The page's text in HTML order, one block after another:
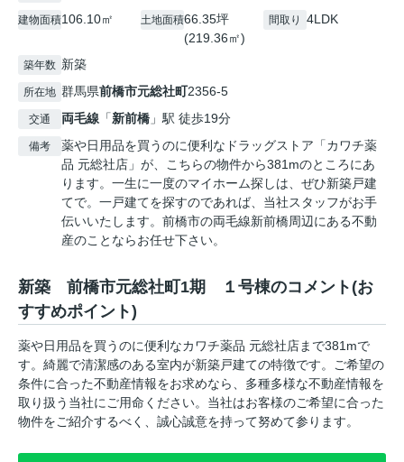
建物面積106.10㎡ 土地面積66.35坪
(219.36㎡)
間取り 4LDK
築年数 新築
所在地 群馬県前橋市元総社町2356-5
交通 両毛線 「新前橋 」駅 徒歩19分
備考
薬や日用品を買うのに便利なドラッグストア「カワチ薬
品 元総社店」が、こちらの物件から381mのところにあ
ります。一生に一度のマイホーム探しは、ぜひ新築戸建
てで。一戸建てを探すのであれば、当社スタッフがお手
伝いいたします。前橋市の両毛線新前橋周辺にある不動
産のことならお任せ下さい。
新築 前橋市元総社町1期 １号棟のコメント(お
すすめポイント)
薬や日用品を買うのに便利なカワチ薬品 元総社店まで381mで
す。綺麗で清潔感のある室内が新築戸建ての特徴です。ご希望の
条件に合った不動産情報をお求めなら、多種多様な不動産情報を
取り扱う当社にご用命ください。当社はお客様のご希望に合った
物件をご紹介するべく、誠心誠意を持って努めて参ります。